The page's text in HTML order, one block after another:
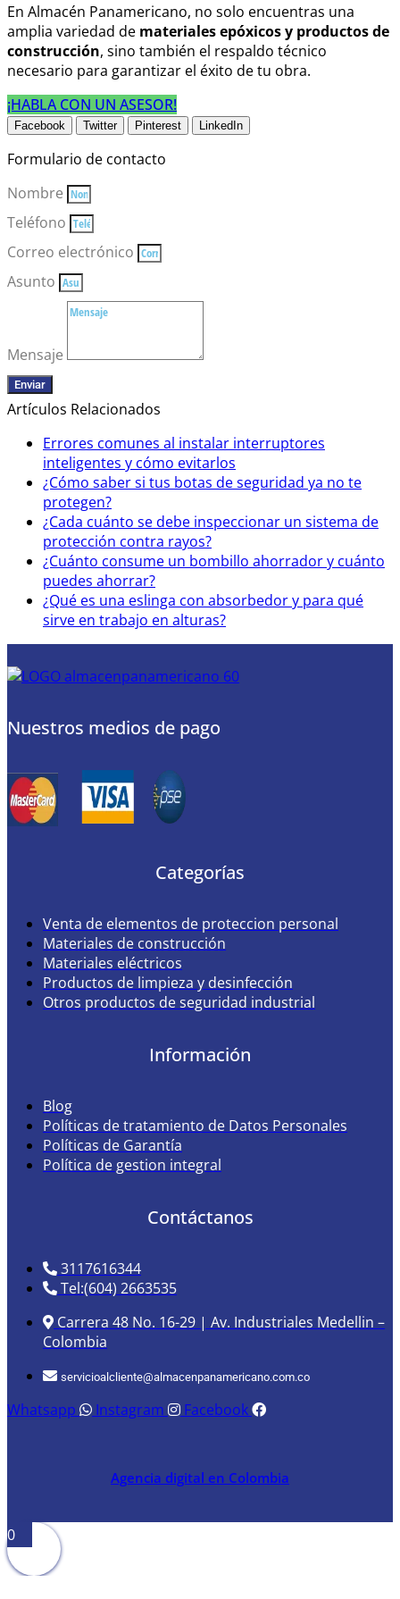
En Almacén Panamericano, no solo encuentras una
amplia variedad de materiales epóxicosy productos de
construcción, sino también el respaldo técnico
necesario para garantizar el éxito de tu obra.
¡HABLA CON UN ASESOR!
Facebook Twitter Pinterest LinkedIn
Formulario de contacto
Nombre
Teléfono
Correo electrónico
Asunto
Mensaje
Enviar
Artículos Relacionados
Errores comunes al instalar interruptores
inteligentes y cómo evitarlos
¿Cómo saber si tus botas de seguridad ya no te
protegen?
¿Cada cuánto se debe inspeccionar un sistema de
protección contra rayos?
¿Cuánto consume un bombillo ahorrador y cuánto
puedes ahorrar?
¿Qué es una eslinga con absorbedor y para qué
sirve en trabajo en alturas?
Nuestros medios de pago
Categorías
Venta de elementos de proteccion personal
Materiales de construcción
Materiales eléctricos
Productos de limpieza y desinfección
Otros productos de seguridad industrial
Información
Blog
Políticas de tratamiento de Datos Personales
Políticas de Garantía
Política de gestion integral
Contáctanos
3117616344
Tel:(604) 2663535
Carrera 48 No. 16-29 | Av. Industriales Medellin –
Colombia
servicioalcliente@almacenpanamericano.com.co
Whatsapp Instagram Facebook
Agencia digital en Colombia
0